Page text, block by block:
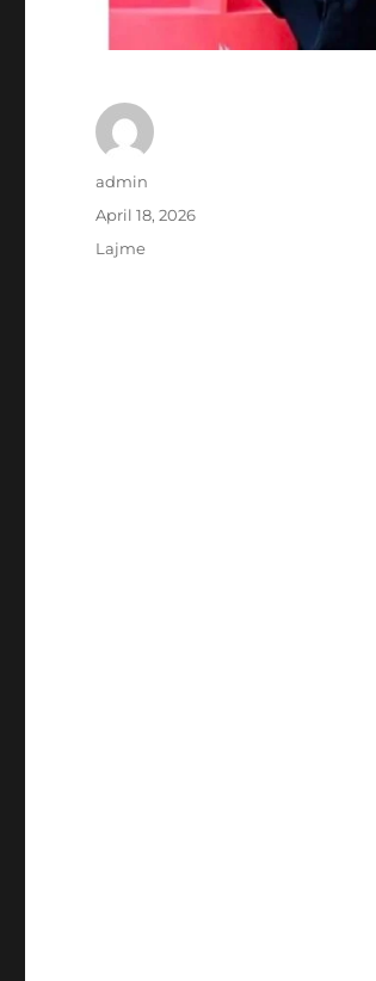
Author
admin
Posted
April 18, 2026
Categories
Lajme